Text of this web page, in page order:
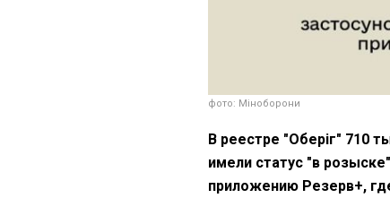
фото: Міноборони
В реестре "Оберіг" 710
имели статус "в
приложению Резерв+,